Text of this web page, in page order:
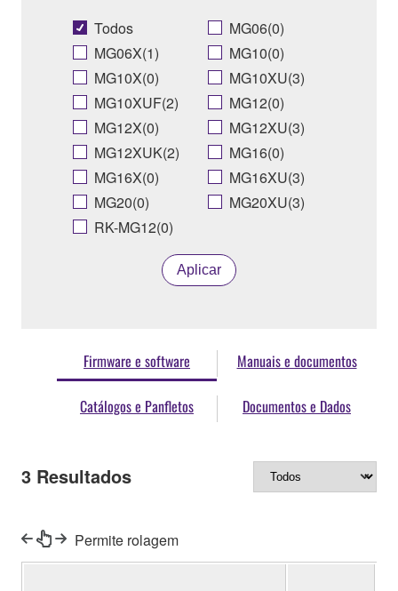
Todos
MG06(0)
MG06X(1)
MG10(0)
MG10X(0)
MG10XU(3)
MG10XUF(2)
MG12(0)
MG12X(0)
MG12XU(3)
MG12XUK(2)
MG16(0)
MG16X(0)
MG16XU(3)
MG20(0)
MG20XU(3)
RK-MG12(0)
Aplicar
Firmware e software Manuais e documentos
Catálogos e Panfletos Documentos e Dados
3 Resultados
Permite rolagem